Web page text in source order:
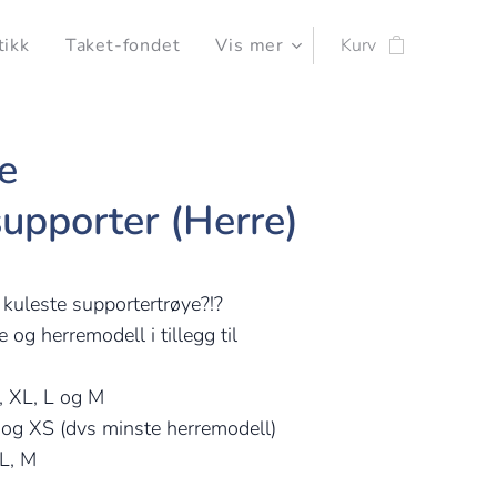
Taket-fondet Vis mer Kurv
(Herre)
supportertrøye?!?
og herremodell i tillegg til
XL, L og M
XS (dvs minste herremodell)
M